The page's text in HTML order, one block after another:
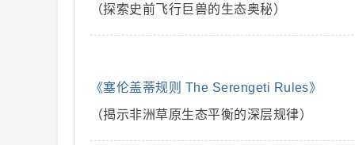
解
（探索史前飞行巨兽的生态奥秘）
《塞伦盖蒂规则 The Serengeti Rules》
（揭示非洲草原生态平衡的深层规律）